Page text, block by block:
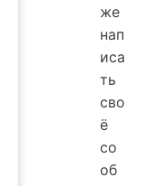
же
нап
иса
ть
сво
ё
со
об